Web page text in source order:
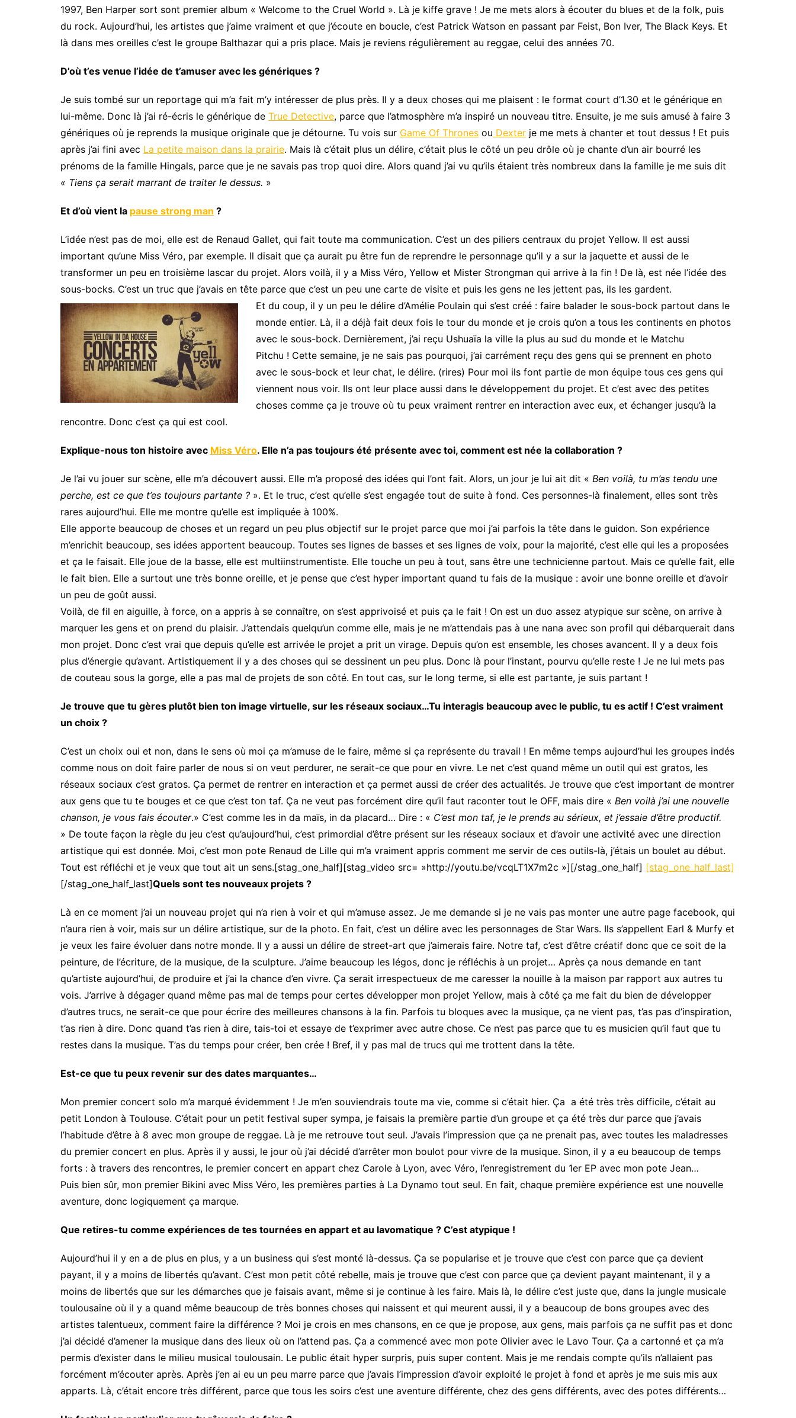
1997, Ben Harper sort sont premier album « Welcome to the Cruel World ». Là je kiffe grave ! Je me mets alors à écouter du blues et de la folk, puis
du rock. Aujourd’hui, les artistes que j’aime vraiment et que j’écoute en boucle, c’est Patrick Watson en passant par Feist, Bon Iver, The Black Keys. Et
là dans mes oreilles c’est le groupe Balthazar qui a pris place. Mais je reviens régulièrement au reggae, celui des années 70.
D’où t’es venue l’idée de t’amuser avec les génériques ?
Je suis tombé sur un reportage qui m’a fait m’y intéresser de plus près. Il y a deux choses qui me plaisent : le format court d’1.30 et le générique en
lui-même. Donc là j’ai ré-écris le générique de True Detective, parce que l’atmosphère m’a inspiré un nouveau titre. Ensuite, je me suis amusé à faire 3
génériques où je reprends la musique originale que je détourne. Tu vois sur Game Of Thrones ou Dexter je me mets à chanter et tout dessus ! Et puis
après j’ai fini avec La petite maison dans la prairie. Mais là c’était plus un délire, c’était plus le côté un peu drôle où je chante d’un air bourré les
prénoms de la famille Hingals, parce que je ne savais pas trop quoi dire. Alors quand j’ai vu qu’ils étaient très nombreux dans la famille je me suis dit
« Tiens ça serait marrant de traiter le dessus. »
Et d’où vient la pause strong man ?
L’idée n’est pas de moi, elle est de Renaud Gallet, qui fait toute ma communication. C’est un des piliers centraux du projet Yellow. Il est aussi
important qu’une Miss Véro, par exemple. Il disait que ça aurait pu être fun de reprendre le personnage qu’il y a sur la jaquette et aussi de le
transformer un peu en troisième lascar du projet. Alors voilà, il y a Miss Véro, Yellow et Mister Strongman qui arrive à la fin ! De là, est née l’idée des
sous-bocks. C’est un truc que j’avais en tête parce que c’est un peu une carte de visite et puis les gens ne les jettent pas, ils les gardent.
Et du coup, il y un peu le délire d’Amélie Poulain qui s’est créé : faire balader le sous-bock partout dans le
monde entier. Là, il a déjà fait deux fois le tour du monde et je crois qu’on a tous les continents en photos
avec le sous-bock. Dernièrement, j’ai reçu Ushuaïa la ville la plus au sud du monde et le Matchu
Pitchu ! Cette semaine, je ne sais pas pourquoi, j’ai carrément reçu des gens qui se prennent en photo
avec le sous-bock et leur chat, le délire. (rires) Pour moi ils font partie de mon équipe tous ces gens qui
viennent nous voir. Ils ont leur place aussi dans le développement du projet. Et c’est avec des petites
choses comme ça je trouve où tu peux vraiment rentrer en interaction avec eux, et échanger jusqu’à la
rencontre. Donc c’est ça qui est cool.
Explique-nous ton histoire avec Miss Véro. Elle n’a pas toujours été présente avec toi, comment est née la collaboration ?
Je l’ai vu jouer sur scène, elle m’a découvert aussi. Elle m’a proposé des idées qui l’ont fait. Alors, un jour je lui ait dit « Ben voilà, tu m’as tendu une
perche, est ce que t’es toujours partante ? ». Et le truc, c’est qu’elle s’est engagée tout de suite à fond. Ces personnes-là finalement, elles sont très
rares aujourd’hui. Elle me montre qu’elle est impliquée à 100%.
Elle apporte beaucoup de choses et un regard un peu plus objectif sur le projet parce que moi j’ai parfois la tête dans le guidon. Son expérience
m’enrichit beaucoup, ses idées apportent beaucoup. Toutes ses lignes de basses et ses lignes de voix, pour la majorité, c’est elle qui les a proposées
et ça le faisait. Elle joue de la basse, elle est multiinstrumentiste. Elle touche un peu à tout, sans être une technicienne partout. Mais ce qu’elle fait, elle
le fait bien. Elle a surtout une très bonne oreille, et je pense que c’est hyper important quand tu fais de la musique : avoir une bonne oreille et d’avoir
un peu de goût aussi.
Voilà, de fil en aiguille, à force, on a appris à se connaître, on s’est apprivoisé et puis ça le fait ! On est un duo assez atypique sur scène, on arrive à
marquer les gens et on prend du plaisir. J’attendais quelqu’un comme elle, mais je ne m’attendais pas à une nana avec son profil qui débarquerait dans
mon projet. Donc c’est vrai que depuis qu’elle est arrivée le projet a prit un virage. Depuis qu’on est ensemble, les choses avancent. Il y a deux fois
plus d’énergie qu’avant. Artistiquement il y a des choses qui se dessinent un peu plus. Donc là pour l’instant, pourvu qu’elle reste ! Je ne lui mets pas
de couteau sous la gorge, elle a pas mal de projets de son côté. En tout cas, sur le long terme, si elle est partante, je suis partant !
Je trouve que tu gères plutôt bien ton image virtuelle, sur les réseaux sociaux…Tu interagis beaucoup avec le public, tu es actif ! C’est vraiment
un choix ?
C’est un choix oui et non, dans le sens où moi ça m’amuse de le faire, même si ça représente du travail ! En même temps aujourd’hui les groupes indés
comme nous on doit faire parler de nous si on veut perdurer, ne serait-ce que pour en vivre. Le net c’est quand même un outil qui est gratos, les
réseaux sociaux c’est gratos. Ça permet de rentrer en interaction et ça permet aussi de créer des actualités. Je trouve que c’est important de montrer
aux gens que tu te bouges et ce que c’est ton taf. Ça ne veut pas forcément dire qu’il faut raconter tout le OFF, mais dire « Ben voilà j’ai une nouvelle
chanson, je vous fais écouter.» C’est comme les in da maïs, in da placard… Dire : « C’est mon taf, je le prends au sérieux, et j’essaie d’être productif.
» De toute façon la règle du jeu c’est qu’aujourd’hui, c’est primordial d’être présent sur les réseaux sociaux et d’avoir une activité avec une direction
artistique qui est donnée. Moi, c’est mon pote Renaud de Lille qui m’a vraiment appris comment me servir de ces outils-là, j’étais un boulet au début.
Tout est réfléchi et je veux que tout ait un sens.[stag_one_half][stag_video src= »http://youtu.be/vcqLT1X7m2c »][/stag_one_half] [stag_one_half_last]
[/stag_one_half_last]Quels sont tes nouveaux projets ?
Là en ce moment j’ai un nouveau projet qui n’a rien à voir et qui m’amuse assez. Je me demande si je ne vais pas monter une autre page facebook, qui
n’aura rien à voir, mais sur un délire artistique, sur de la photo. En fait, c’est un délire avec les personnages de Star Wars. Ils s’appellent Earl & Murfy et
je veux les faire évoluer dans notre monde. Il y a aussi un délire de street-art que j’aimerais faire. Notre taf, c’est d’être créatif donc que ce soit de la
peinture, de l’écriture, de la musique, de la sculpture. J’aime beaucoup les légos, donc je réfléchis à un projet… Après ça nous demande en tant
qu’artiste aujourd’hui, de produire et j’ai la chance d’en vivre. Ça serait irrespectueux de me caresser la nouille à la maison par rapport aux autres tu
vois. J’arrive à dégager quand même pas mal de temps pour certes développer mon projet Yellow, mais à côté ça me fait du bien de développer
d’autres trucs, ne serait-ce que pour écrire des meilleures chansons à la fin. Parfois tu bloques avec la musique, ça ne vient pas, t’as pas d’inspiration,
t’as rien à dire. Donc quand t’as rien à dire, tais-toi et essaye de t’exprimer avec autre chose. Ce n’est pas parce que tu es musicien qu’il faut que tu
restes dans la musique. T’as du temps pour créer, ben crée ! Bref, il y pas mal de trucs qui me trottent dans la tête.
Est-ce que tu peux revenir sur des dates marquantes…
Mon premier concert solo m’a marqué évidemment ! Je m’en souviendrais toute ma vie, comme si c’était hier. Ça a été très très difficile, c’était au
petit London à Toulouse. C’était pour un petit festival super sympa, je faisais la première partie d’un groupe et ça été très dur parce que j’avais
l’habitude d’être à 8 avec mon groupe de reggae. Là je me retrouve tout seul. J’avais l’impression que ça ne prenait pas, avec toutes les maladresses
du premier concert en plus. Après il y aussi, le jour où j’ai décidé d’arrêter mon boulot pour vivre de la musique. Sinon, il y a eu beaucoup de temps
forts : à travers des rencontres, le premier concert en appart chez Carole à Lyon, avec Véro, l’enregistrement du 1er EP avec mon pote Jean…
Puis bien sûr, mon premier Bikini avec Miss Véro, les premières parties à La Dynamo tout seul. En fait, chaque première expérience est une nouvelle
aventure, donc logiquement ça marque.
Que retires-tu comme expériences de tes tournées en appart et au lavomatique ? C’est atypique !
Aujourd’hui il y en a de plus en plus, y a un business qui s’est monté là-dessus. Ça se popularise et je trouve que c’est con parce que ça devient
payant, il y a moins de libertés qu’avant. C’est mon petit côté rebelle, mais je trouve que c’est con parce que ça devient payant maintenant, il y a
moins de libertés que sur les démarches que je faisais avant, même si je continue à les faire. Mais là, le délire c’est juste que, dans la jungle musicale
toulousaine où il y a quand même beaucoup de très bonnes choses qui naissent et qui meurent aussi, il y a beaucoup de bons groupes avec des
artistes talentueux, comment faire la différence ? Moi je crois en mes chansons, en ce que je propose, aux gens, mais parfois ça ne suffit pas et donc
j’ai décidé d’amener la musique dans des lieux où on l’attend pas. Ça a commencé avec mon pote Olivier avec le Lavo Tour. Ça a cartonné et ça m’a
permis d’exister dans le milieu musical toulousain. Le public était hyper surpris, puis super content. Mais je me rendais compte qu’ils n’allaient pas
forcément m’écouter après. Après j’en ai eu un peu marre parce que j’avais l’impression d’avoir exploité le projet à fond et après je me suis mis aux
apparts. Là, c’était encore très différent, parce que tous les soirs c’est une aventure différente, chez des gens différents, avec des potes différents…